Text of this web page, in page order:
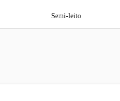
Semi-leito